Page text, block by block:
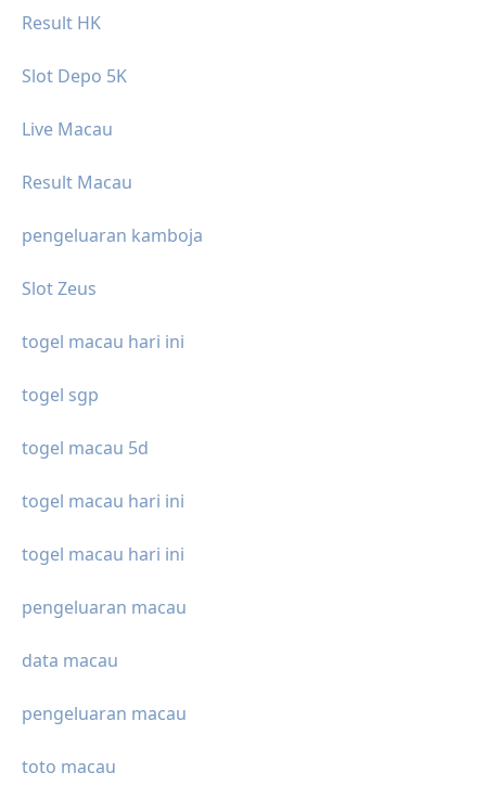
Result HK
Slot Depo 5K
Live Macau
Result Macau
pengeluaran kamboja
Slot Zeus
togel macau hari ini
togel sgp
togel macau 5d
togel macau hari ini
togel macau hari ini
pengeluaran macau
data macau
pengeluaran macau
toto macau